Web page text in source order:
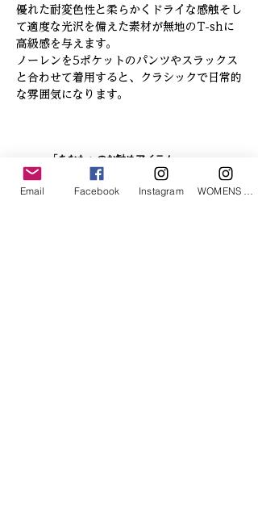
優れた耐変色性と柔らかくドライな感触そし
て適度な光沢を備えた素材が無地のT-shに
高級感を与えます。
ノーレンを5ポケットのパンツやスラックス
と合わせて着用すると、クラシックで日常的
な雰囲気になります。
「あなたへのお勧めアイテム」
Email Facebook Instagram